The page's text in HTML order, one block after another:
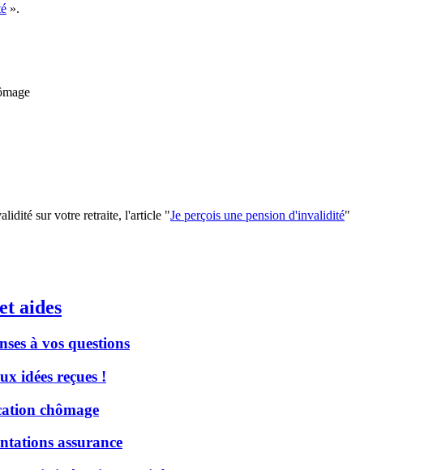
».
sur votre retraite, l'article "Je perçois une pension d'invalidité"
aides
à vos questions
idées reçues !
chômage
assurance